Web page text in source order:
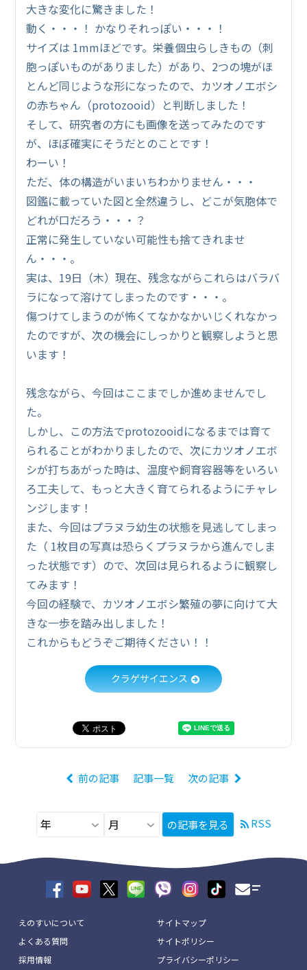
大きな変化に驚きました！
動く・・・！ かなりそれっぽい・・・！
サイズは 1mmほどです。栄養個虫らしきもの（刺
胞っぽいものがありました）があり、2つの塊がほ
とんど同じような形になったので、カツオノエボシ
の赤ちゃん（protozooid）と判断しました！
そして、研究者の方にも画像を送ってみたのです
が、ほぼ確実にそうだとのことです！
わーい！
ただ、体の構造がいまいちわかりません・・・
図鑑に載っていた図と全然違うし、どこが気胞体で
どれが口だろう・・・？
正常に発生していない可能性も捨てきれませ
ん・・・。
実は、19日（木）現在、残念ながらこれらはバラバ
ラになって溶けてしまったのです・・・。
傷つけてしまうのが怖くてなかなかいじくれなかっ
たのですが、次の機会にしっかりと観察しようと思
います！
残念ながら、今回はここまでしか進めませんでし
た。
しかし、この方法でprotozooidになるまでは育て
られることがわかりましたので、次にカツオノエボ
シが打ちあがった時は、温度や飼育容器等をいろい
ろ工夫して、もっと大きく育てられるようにチャレ
ンジします！
また、今回はプラヌラ幼生の状態を見逃してしまっ
た（ 1枚目の写真は恐らくプラヌラから進んでしま
った状態です）ので、次回は見られるように観察し
てみます！
今回の経験で、カツオノエボシ繁殖の夢に向けて大
きな一歩を踏み出しました！
これからもどうぞご期待ください！！
クラゲサイエンス
前の記事 記事一覧 次の記事
の記事を見る RSS
えのすいについて
よくある質問
採用情報
サイトマップ
サイトポリシー
プライバシーポリシー